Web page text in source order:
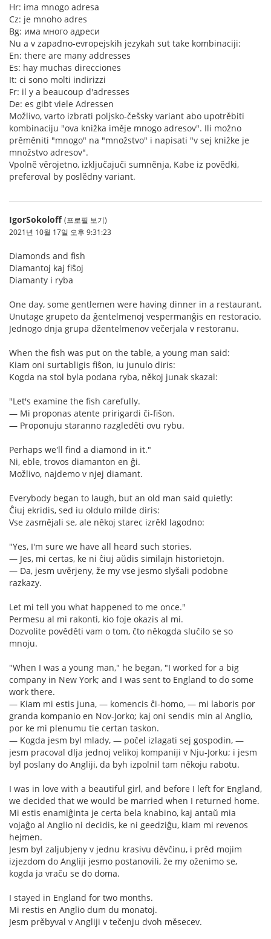
Hr: ima mnogo adresa
Cz: je mnoho adres
Bg: има много адреси
Nu a v zapadno-evropejskih jezykah sut take kombinaciji:
En: there are many addresses
Es: hay muchas direcciones
It: ci sono molti indirizzi
Fr: il y a beaucoup d'adresses
De: es gibt viele Adressen
Možlivo, varto izbrati poljsko-češsky variant abo upotrěbiti
kombinaciju "ova knižka iměje mnogo adresov". Ili možno
prěměniti "mnogo" na "množstvo" i napisati "v sej knižke je
množstvo adresov".
Vpolně věrojetno, izključajuči sumněnja, Kabe iz povědki,
preferoval by poslědny variant.
IgorSokoloff (프로필 보기)
2021년 10월 17일 오후 9:31:23
Diamonds and fish
Diamantoj kaj fiŝoj
Diamanty i ryba
One day, some gentlemen were having dinner in a restaurant.
Unutage grupeto da ĝentelmenoj vespermanĝis en restoracio.
Jednogo dnja grupa džentelmenov večerjala v restoranu.
When the fish was put on the table, a young man said:
Kiam oni surtabligis fiŝon, iu junulo diris:
Kogda na stol byla podana ryba, někoj junak skazal:
"Let's examine the fish carefully.
— Mi proponas atente pririgardi ĉi-fiŝon.
— Proponuju staranno razgleděti ovu rybu.
Perhaps we'll find a diamond in it."
Ni, eble, trovos diamanton en ĝi.
Možlivo, najdemo v njej diamant.
Everybody began to laugh, but an old man said quietly:
Ĉiuj ekridis, sed iu oldulo milde diris:
Vse zasmějali se, ale někoj starec izrěkl lagodno:
"Yes, I'm sure we have all heard such stories.
— Jes, mi certas, ke ni ĉiuj aŭdis similajn historietojn.
— Da, jesm uvěrjeny, že my vse jesmo slyšali podobne
razkazy.
Let mi tell you what happened to me once."
Permesu al mi rakonti, kio foje okazis al mi.
Dozvolite pověděti vam o tom, čto někogda slučilo se so
mnoju.
"When I was a young man," he began, "I worked for a big
company in New York; and I was sent to England to do some
work there.
— Kiam mi estis juna, — komencis ĉi-homo, — mi laboris por
granda kompanio en Nov-Jorko; kaj oni sendis min al Anglio,
por ke mi plenumu tie certan taskon.
— Kogda jesm byl mlady, — počel izlagati sej gospodin, —
jesm pracoval dlja jednoj velikoj kompaniji v Nju-Jorku; i jesm
byl poslany do Angliji, da byh izpolnil tam někoju rabotu.
I was in love with a beautiful girl, and before I left for England,
we decided that we would be married when I returned home.
Mi estis enamiĝinta je certa bela knabino, kaj antaŭ mia
vojaĝo al Anglio ni decidis, ke ni geedziĝu, kiam mi revenos
hejmen.
Jesm byl zaljubjeny v jednu krasivu děvčinu, i prěd mojim
izjezdom do Angliji jesmo postanovili, že my oženimo se,
kogda ja vraču se do doma.
I stayed in England for two months.
Mi restis en Anglio dum du monatoj.
Jesm prěbyval v Angliji v tečenju dvoh měsecev.